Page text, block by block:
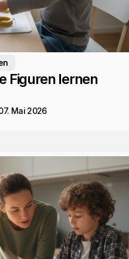
Figuren lernen
Mai 2026